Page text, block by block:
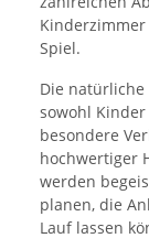
Spiel.
Die natürliche
sowohl
besondere
hochwertiger
werden
planen, die
Lauf lassen